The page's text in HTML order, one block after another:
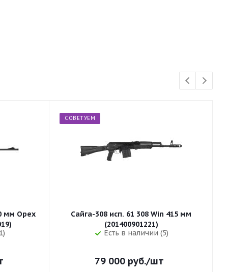
мм Орех
(32019)
СОВЕТУЕМ
Сайга-308 исп. 61 308 Win 415 мм
(201400901221)
Есть в наличии (5)
79 000 руб./шт